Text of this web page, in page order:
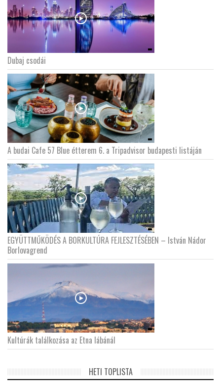
Dubaj csodái
A budai Cafe 57 Blue étterem 6. a Tripadvisor budapesti listáján
EGYÜTTMŰKÖDÉS A BORKULTÚRA FEJLESZTÉSÉBEN – István Nádor
Borlovagrend
Kultúrák találkozása az Etna lábánál
HETI TOPLISTA